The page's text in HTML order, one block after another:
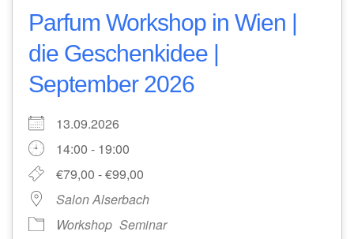
Parfum Workshop in Wien |
die Geschenkidee |
September 2026
13.09.2026
14:00 - 19:00
€79,00 - €99,00
Salon Alserbach
Workshop Seminar